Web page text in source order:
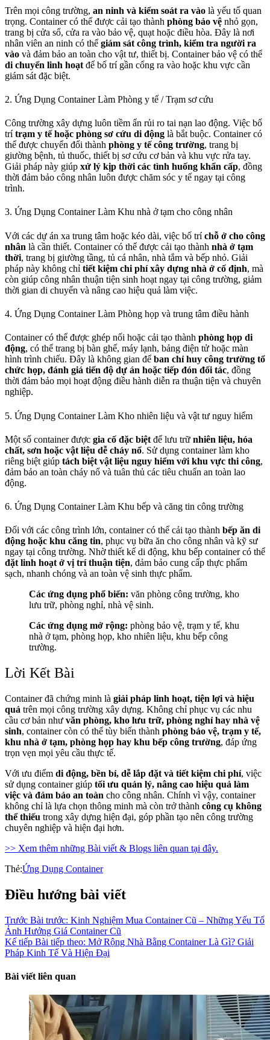
Trên mọi công trường, an ninh và kiểm soát ra vào là yếu tố quan
trọng. Container có thể được cải tạo thành phòng bảo vệ nhỏ gọn,
trang bị cửa sổ, cửa ra vào bảo vệ, quạt hoặc điều hòa. Đây là nơi
nhân viên an ninh có thể giám sát công trình, kiểm tra người ra
vào và đảm bảo an toàn cho vật tư, thiết bị. Container bảo vệ có thể
di chuyển linh hoạt để bố trí gần cổng ra vào hoặc khu vực cần
giám sát đặc biệt.
2. Ứng Dụng Container Làm Phòng y tế / Trạm sơ cứu
Công trường xây dựng luôn tiềm ẩn rủi ro tai nạn lao động. Việc bố
trítrạm y tế hoặc phòng sơ cứu di động là bắt buộc. Container có
thể được chuyển đổi thành phòng y tế công trường, trang bị
giường bệnh, tủ thuốc, thiết bị sơ cứu cơ bản và khu vực rửa tay.
Giải pháp này giúp xử lý kịp thời các tình huống khẩn cấp, đồng
thời đảm bảo công nhân luôn được chăm sóc y tế ngay tại công
trình.
3. Ứng Dụng Container Làm Khu nhà ở tạm cho công nhân
Với các dự án xa trung tâm hoặc kéo dài, việc bố tríchỗ ở cho công
nhân là cần thiết. Container có thể được cải tạo thành nhà ở tạm
thời, trang bị giường tầng, tủ cá nhân, nhà tắm và bếp nhỏ. Giải
pháp này không chỉ tiết kiệm chi phí xây dựng nhà ở cố định, mà
còn giúp công nhân thuận tiện sinh hoạt ngay tại công trường, giảm
thời gian di chuyển và nâng cao hiệu quả làm việc.
4. Ứng Dụng Container Làm Phòng họp và trung tâm điều hành
Container có thể được ghép nối hoặc cải tạo thành phòng họp di
động, có thể trang bị bàn ghế, máy lạnh, bảng điện tử hoặc màn
hình trình chiếu. Đây là không gian để ban chỉ huy công trường tổ
chức họp, đánh giá tiến độ dự án hoặc tiếp đón đối tác, đồng
thời đảm bảo mọi hoạt động điều hành diễn ra thuận tiện và chuyên
nghiệp.
5. Ứng Dụng Container Làm Kho nhiên liệu và vật tư nguy hiểm
Một số container được gia cố đặc biệt để lưu trữ nhiên liệu, hóa
chất, sơn hoặc vật liệu dễ cháy nổ. Sử dụng container làm kho
riêng biệt giúp tách biệt vật liệu nguy hiểm với khu vực thi công,
đảm bảo an toàn cháy nổ và tuân thủ các tiêu chuẩn an toàn lao
động.
6. Ứng Dụng Container Làm Khu bếp và căng tin công trường
Đối với các công trình lớn, container có thể cải tạo thành bếp ăn di
động hoặc khu căng tin, phục vụ bữa ăn cho công nhân và kỹ sư
ngay tại công trường. Nhờ thiết kế di động, khu bếp container có thể
đặt linh hoạt ở vị trí thuận tiện, đảm bảo cung cấp thực phẩm
sạch, nhanh chóng và an toàn vệ sinh thực phẩm.
Các ứng dụng phổ biến: văn phòng công trường, kho
lưu trữ, phòng nghỉ, nhà vệ sinh.
Các ứng dụng mở rộng: phòng bảo vệ, trạm y tế, khu
nhà ở tạm, phòng họp, kho nhiên liệu, khu bếp công
trường.
Lời Kết Bài
Container đã chứng minh là giải pháp linh hoạt, tiện lợi và hiệu
quả trên mọi công trường xây dựng. Không chỉ phục vụ các nhu
cầu cơ bản như văn phòng, kho lưu trữ, phòng nghỉ hay nhà vệ
sinh, container còn có thể tùy biến thành phòng bảo vệ, trạm y tế,
khu nhà ở tạm, phòng họp hay khu bếp công trường, đáp ứng
trọn vẹn mọi yêu cầu thực tế.
Với ưu điểm di động, bền bỉ, dễ lắp đặt và tiết kiệm chi phí, việc
sử dụng container giúp tối ưu quản lý, nâng cao hiệu quả làm
việc và đảm bảo an toàn cho công nhân. Chính vì vậy, container
không chỉ là lựa chọn thông minh mà còn trở thành công cụ không
thể thiếu trong xây dựng hiện đại, góp phần tạo nên công trường
chuyên nghiệp và hiện đại hơn.
>> Xem thêm những Bài viết & Blogs liên quan tại đây.
Thẻ:Ứng Dụng Container
Điều hướng bài viết
Trước Bài trước: Kinh Nghiệm Mua Container Cũ – Những Yếu Tố
Ảnh Hưởng Giá Container Cũ
Kế tiếp Bài tiếp theo: Mở Rộng Nhà Bằng Container Là Gì? Giải
Pháp Kinh Tế Và Hiện Đại
Bài viết liên quan